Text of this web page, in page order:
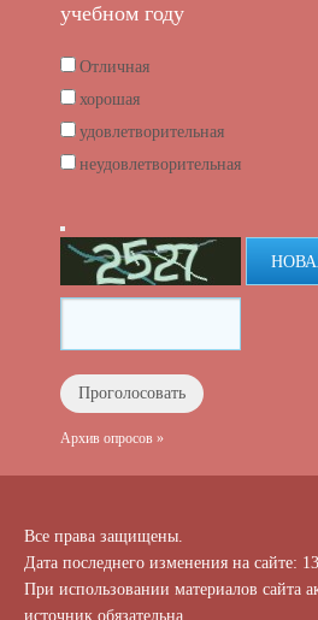
учебном году
Отличная
хорошая
удовлетворительная
неудовлетворительная
Архив опросов »
Все права защищены.
Дата последнего изменения на сайте:
При использовании материалов сайта
источник обязательна